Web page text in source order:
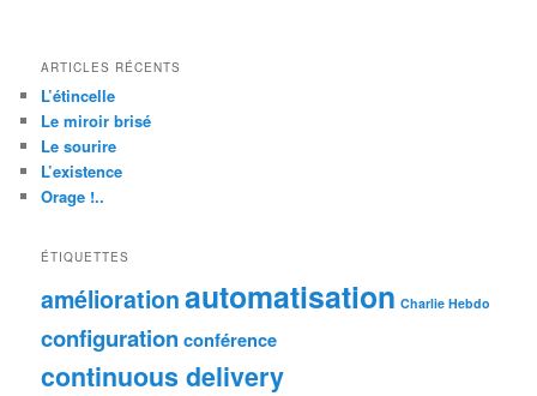
ARTICLES RÉCENTS
L’étincelle
Le miroir brisé
Le sourire
L’existence
Orage !..
ÉTIQUETTES
améliorationautomatisation Charlie Hebdo
configuration conférence
continuous delivery